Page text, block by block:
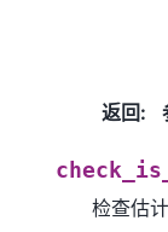
返回:
检查估